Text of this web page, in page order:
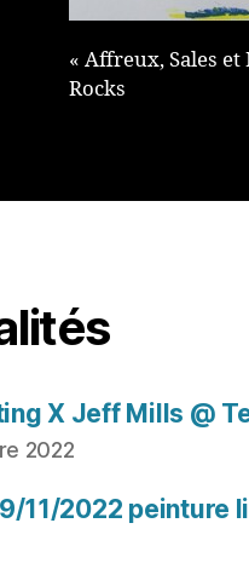
« Affreux, Sales
Rocks
X Jeff Mills @
2022
11/2022 peinture